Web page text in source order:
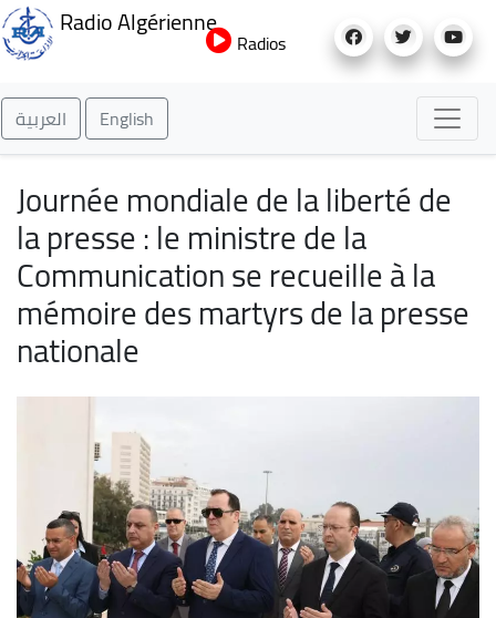
au
Radio Algérienne
Radios
العربية English
Journée mondiale de la liberté de
la presse : le ministre de la
Communication se recueille à la
mémoire des martyrs de la presse
nationale